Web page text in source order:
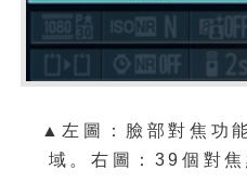
▲左圖： 臉部對焦功
域。右圖：39個對焦